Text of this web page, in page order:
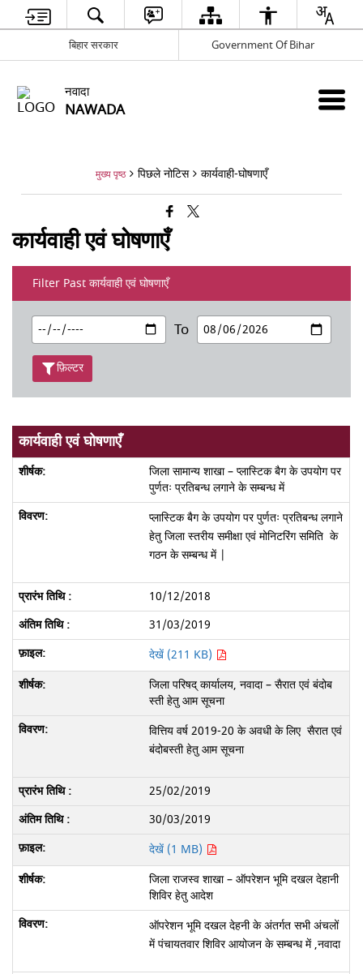
बिहार सरकार Government Of Bihar
नवादा
NAWADA
मुख्य पृष्ठ पिछले नोटिस कार्यवाही-घोषणाएँ
कार्यवाही एवं घोषणाएँ
Filter Past कार्यवाही एवं घोषणाएँ
To
फ़िल्टर
कार्यवाही एवं घोषणाएँ
जिला सामान्य शाखा – प्लास्टिक बैग के उपयोग पर
पुर्णतः प्रतिबन्ध लगाने के सम्बन्ध में
प्लास्टिक बैग के उपयोग पर पुर्णतः प्रतिबन्ध लगाने
हेतु जिला स्तरीय समीक्षा एवं मोनिटरिंग समिति के
गठन के सम्बन्ध में |
10/12/2018
31/03/2019
देखें (211 KB)
जिला परिषद् कार्यालय, नवादा – सैरात एवं बंदोब
स्ती हेतु आम सूचना
वित्तिय वर्ष 2019-20 के अवधी के लिए सैरात एवं
बंदोबस्ती हेतु आम सूचना
25/02/2019
30/03/2019
देखें (1 MB)
जिला राजस्व शाखा – ऑपरेशन भूमि दखल देहानी
शिविर हेतु आदेश
ऑपरेशन भूमि दखल देहनी के अंतर्गत सभी अंचलों
में पंचायतवार शिविर आयोजन के सम्बन्ध में ,नवादा